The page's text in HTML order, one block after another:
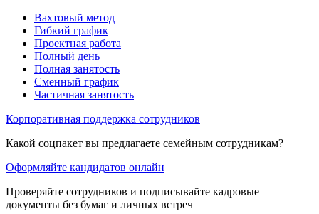
Вахтовый метод
Гибкий график
Проектная работа
Полный день
Полная занятость
Сменный график
Частичная занятость
Корпоративная поддержка сотрудников
Какой соцпакет вы предлагаете семейным сотрудникам?
Оформляйте кандидатов онлайн
Проверяйте сотрудников и подписывайте кадровые
документы без бумаг и личных встреч